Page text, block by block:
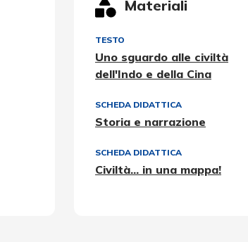
Materiali
TESTO
Uno sguardo alle civiltà
dell'Indo e della Cina
SCHEDA DIDATTICA
Storia e narrazione
SCHEDA DIDATTICA
Civiltà... in una mappa!